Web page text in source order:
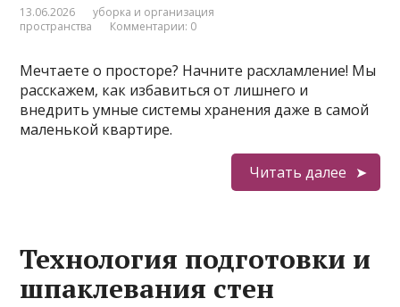
13.06.2026
уборка и организация
пространства
Комментарии: 0
Мечтаете о просторе? Начните расхламление! Мы
расскажем, как избавиться от лишнего и
внедрить умные системы хранения даже в самой
маленькой квартире.
Читать далее
Технология подготовки и
шпаклевания стен